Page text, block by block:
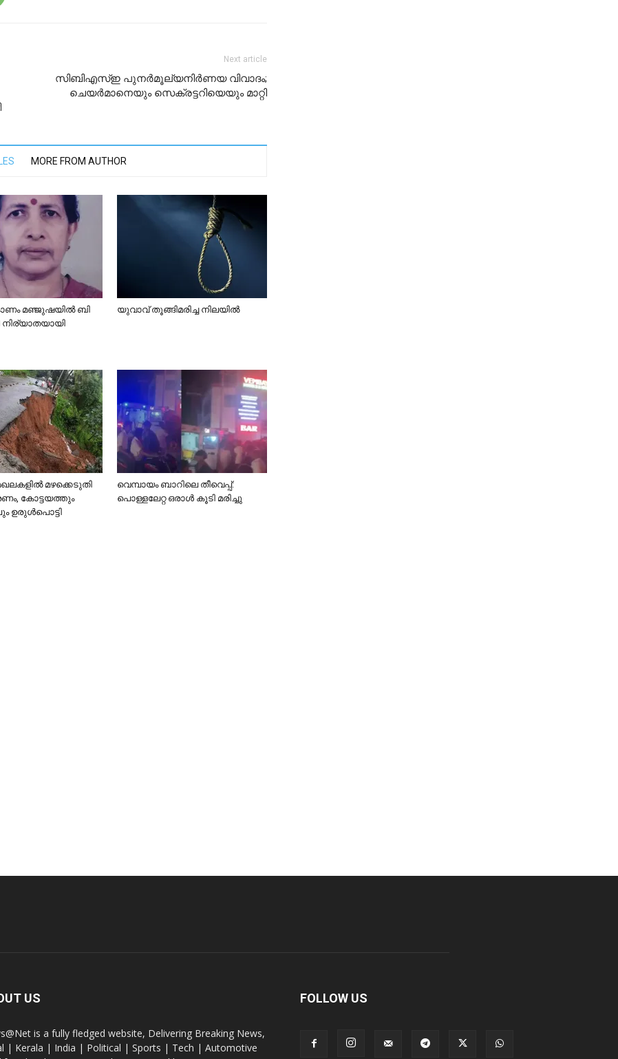
Next article
സിബിഎസ്ഇ പുനർമൂല്യനിർണയ വിവാദം;
ചെയർമാനെയും സെക്രട്ടറിയെയും മാറ്റി
MORE FROM AUTHOR
മഞ്ജുഷയിൽ ബി
നിര്യാതയായി
യുവാവ് തൂങ്ങിമരിച്ച നിലയിൽ
മഴക്കെടുതി
കോട്ടയത്തും
ഉരുള്‍പൊട്ടി
വെമ്പായം ബാറിലെ തീവെപ്പ്:
പൊള്ളലേറ്റ ഒരാൾ കൂടി മരിച്ചു
US
is a fully fledged website, Delivering Breaking News,
| Kerala | India | Political | Sports | Tech | Automotive
FOLLOW US